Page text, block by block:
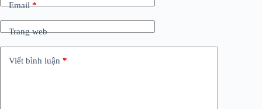
Email*
Trang web
Viết bình luận *